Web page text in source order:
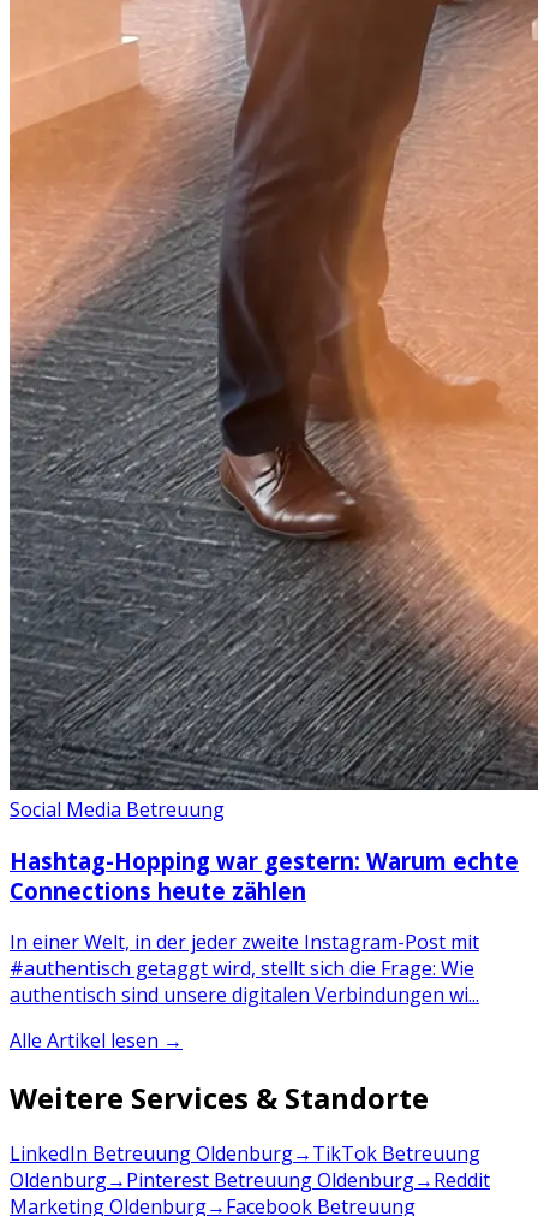
Social Media Betreuung
Hashtag-Hopping war gestern: Warum echte
Connections heute zählen
In einer Welt, in der jeder zweite Instagram-Post mit
#authentisch getaggt wird, stellt sich die Frage: Wie
authentisch sind unsere digitalen Verbindungen wi...
Alle Artikel lesen →
Weitere Services & Standorte
LinkedIn Betreuung Oldenburg→TikTok Betreuung
Oldenburg→Pinterest Betreuung Oldenburg→Reddit
Marketing Oldenburg→Facebook Betreuung